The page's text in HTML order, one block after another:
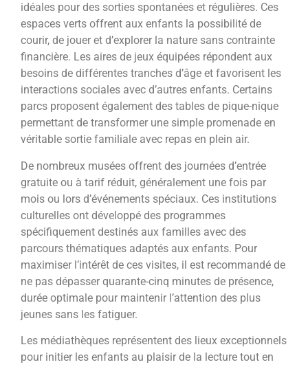
idéales pour des sorties spontanées et régulières. Ces
espaces verts offrent aux enfants la possibilité de
courir, de jouer et d’explorer la nature sans contrainte
financière. Les aires de jeux équipées répondent aux
besoins de différentes tranches d’âge et favorisent les
interactions sociales avec d’autres enfants. Certains
parcs proposent également des tables de pique-nique
permettant de transformer une simple promenade en
véritable sortie familiale avec repas en plein air.
De nombreux musées offrent des journées d’entrée
gratuite ou à tarif réduit, généralement une fois par
mois ou lors d’événements spéciaux. Ces institutions
culturelles ont développé des programmes
spécifiquement destinés aux familles avec des
parcours thématiques adaptés aux enfants. Pour
maximiser l’intérêt de ces visites, il est recommandé de
ne pas dépasser quarante-cinq minutes de présence,
durée optimale pour maintenir l’attention des plus
jeunes sans les fatiguer.
Les médiathèques représentent des lieux exceptionnels
pour initier les enfants au plaisir de la lecture tout en